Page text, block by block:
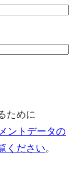
ために
ントデータの
ください。